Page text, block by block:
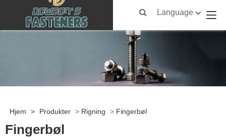
Language
Hjem > Produkter > Rigning > Fingerbøl
Fingerbøl